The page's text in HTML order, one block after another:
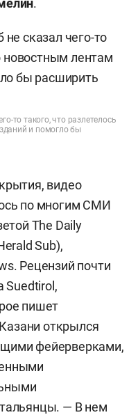
.
то такого, что разлетелось
и помогло бы
видео
по многим СМИ
The Daily
Sub),
Рецензий почти
Suedtirol,
пишет
открылся
фейерверками,
— В нем